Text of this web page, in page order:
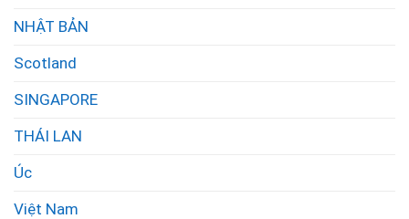
NHẬT BẢN
Scotland
SINGAPORE
THÁI LAN
Úc
Việt Nam